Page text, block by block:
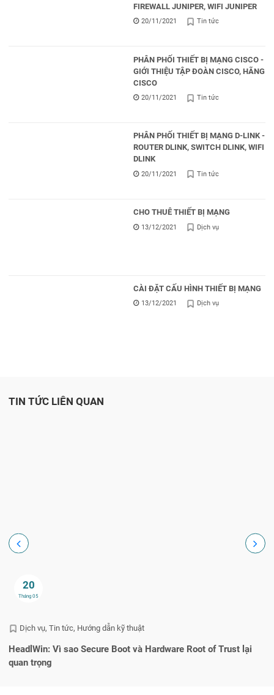
FIREWALL JUNIPER, WIFI JUNIPER
20/11/2021 Tin tức
PHÂN PHỐI THIẾT BỊ MẠNG CISCO -
GIỚI THIỆU TẬP ĐOÀN CISCO, HÃNG
CISCO
20/11/2021 Tin tức
PHÂN PHỐI THIẾT BỊ MẠNG D-LINK -
ROUTER DLINK, SWITCH DLINK, WIFI
DLINK
20/11/2021 Tin tức
CHO THUÊ THIẾT BỊ MẠNG
13/12/2021 Dịch vụ
CÀI ĐẶT CẤU HÌNH THIẾT BỊ MẠNG
13/12/2021 Dịch vụ
TIN TỨC LIÊN QUAN
20
Tháng 05
Dịch vụ Tin tức Hướng dẫn kỹ thuật
HeadlWin: Vì sao Secure Boot và Hardware Root of Trust lại
quan trọng